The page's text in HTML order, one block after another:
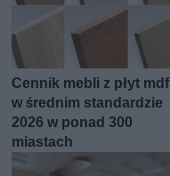
Cennik mebli z płyt mdf
w średnim standardzie
2026 w ponad 300
miastach